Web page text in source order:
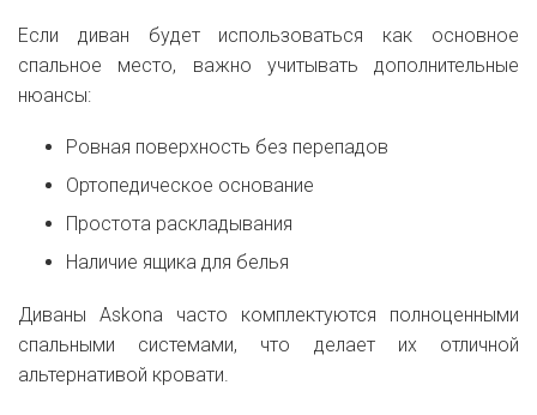
Если диван будет использоваться как основное
спальное место, важно учитывать дополнительные
нюансы:
Ровная поверхность без перепадов
Ортопедическое основание
Простота раскладывания
Наличие ящика для белья
Диваны Askona часто комплектуются полноценными
спальными системами, что делает их отличной
альтернативой кровати.